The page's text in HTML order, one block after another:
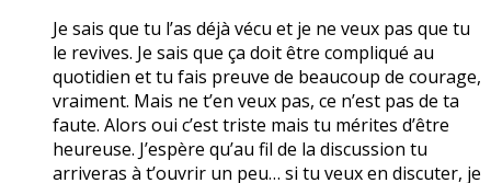
Je sais que tu l’as déjà vécu et je ne veux pas que tu
le revives. Je sais que ça doit être compliqué au
quotidien et tu fais preuve de beaucoup de courage,
vraiment. Mais ne t’en veux pas, ce n’est pas de ta
faute. Alors oui c’est triste mais tu mérites d’être
heureuse. J’espère qu’au fil de la discussion tu
arriveras à t’ouvrir un peu… si tu veux en discuter, je